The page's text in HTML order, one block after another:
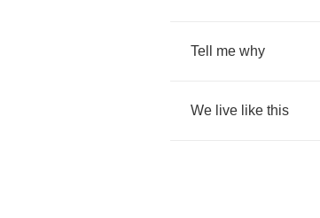
Tell me why
We live like this